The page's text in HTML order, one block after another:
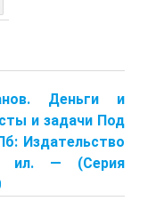
Деньги и
и задачи Под
Издательство
ил. — (Серия